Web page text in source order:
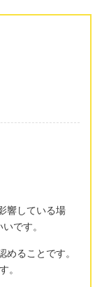
響している場
です。
ることです。
。